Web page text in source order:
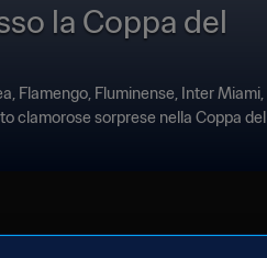
la Coppa del
Flamengo, Fluminense, Inter Miami,
clamorose sorprese nella Coppa del